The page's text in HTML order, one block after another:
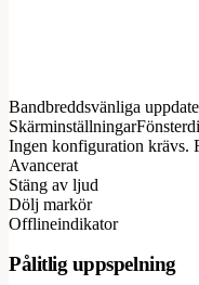
Bandbreddsvänliga
Skärminställningar
Ingen konfiguration krävs.
Avancerat
Stäng av ljud
Dölj markör
Offlineindikator
Pålitlig uppspelning